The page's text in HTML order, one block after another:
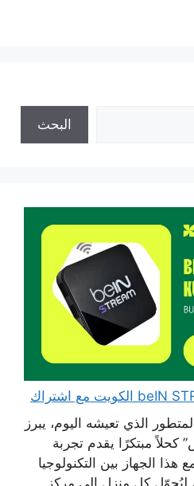
البحث
الذي تعيشه اليوم، يبرز
مبتكرًا يقدم تجربة
الجهاز بين التكنولوجيا
ليُحوّل كل منزل إلى مركز